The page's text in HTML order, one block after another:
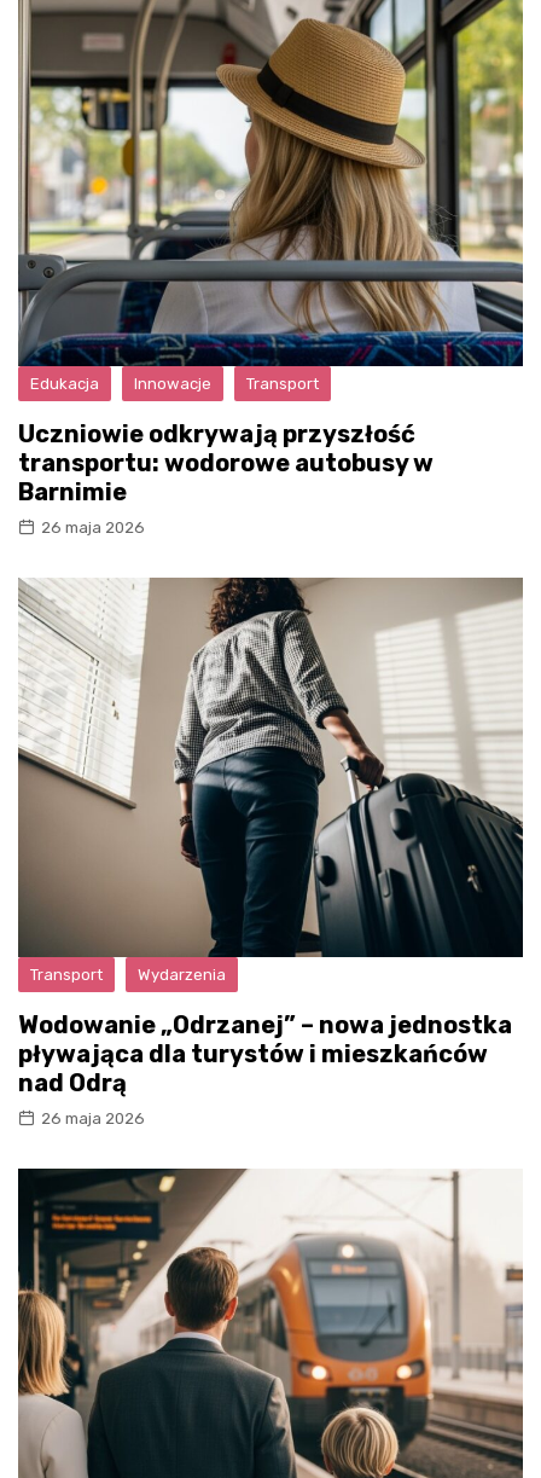
Edukacja Innowacje Transport
Uczniowie odkrywają przyszłość
transportu: wodorowe autobusy w
Barnimie
26 maja 2026
Transport Wydarzenia
Wodowanie „Odrzanej” – nowa jednostka
pływająca dla turystów i mieszkańców
nad Odrą
26 maja 2026